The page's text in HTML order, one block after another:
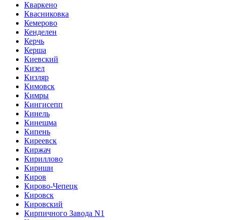
Кваркено
Квасниковка
Кемерово
Кенделен
Керчь
Керша
Киевский
Кизел
Кизляр
Кимовск
Кимры
Кингисепп
Кинель
Кинешма
Кипень
Киреевск
Киржач
Кириллово
Кириши
Киров
Кирово-Чепецк
Кировск
Кировский
Кирпичного Завода N1